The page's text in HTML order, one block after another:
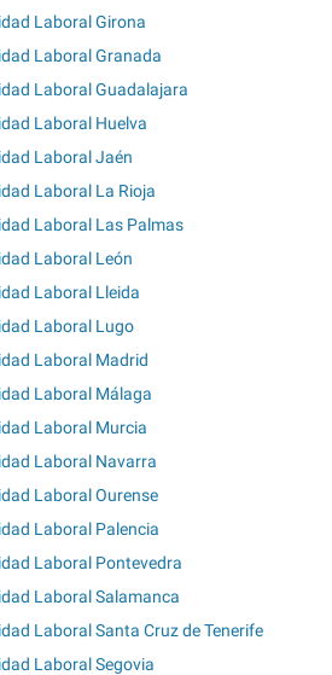
Laboral Girona
Laboral Granada
Laboral Guadalajara
Laboral Huelva
Laboral Jaén
Laboral La Rioja
Laboral Las Palmas
Laboral León
Laboral Lleida
Laboral Lugo
Laboral Madrid
Laboral Málaga
Laboral Murcia
Laboral Navarra
Laboral Ourense
Laboral Palencia
Laboral Pontevedra
Laboral Salamanca
Laboral Santa Cruz de Tenerife
Laboral Segovia